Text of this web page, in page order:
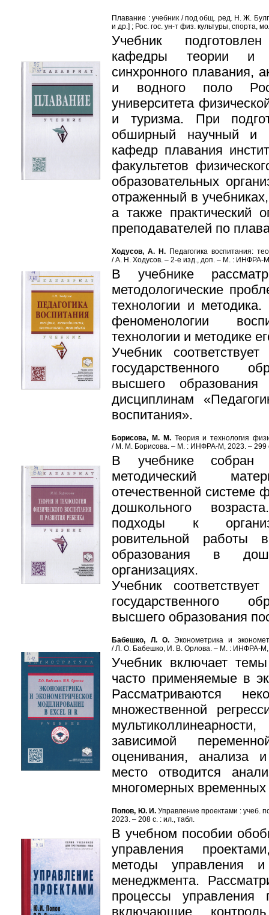
Плавание : учебник / под общ. ред. Н. Ж.
и др.] ; Рос. гос. ун-т физ. культуры,
Учебник
кафедры теории и
синхронного плавания,
и водного поло
университета
и туризма. При
обширный научный и
кафедр плавания
факультетов
образовательных
отраженный в
а также практический
преподавателей по
Ходусов, А. Н. Педагогика воспитания:
/ А. Н. Ходусов. – 2-е изд., доп. – М. : ИНФРА-
В учебнике
методологические
технологии и
феноменологии
технологии и мето­дике
Учебник
государственного
высшего
дисциплинам
воспитания».
Борисова, М. М. Теория и технология
/ М. М. Борисова. – М. : ИНФРА-М, 2023. – 299
В учебнике собран
методический
отечественной системе
дошкольного
подходы к
ровительной работы
образования в
организациях.
Учебник
государственного
высшего образования
Бабешко, Л. О. Эконометрика и
/ Л. О. Бабешко, И. В. Орлова. – М. : ИНФРА-М,
Учебник включает
часто применяемые в
Рассматриваются
множественной
зависимой
оценивания, анализа
место отводится
многомерных временных
Попов, Ю. И.Управление проектами : учеб.
2023. – 208 с. : ил., табл.
В учебном пособии
управления
методы управления
менеджмента.
процессы управления
включающие